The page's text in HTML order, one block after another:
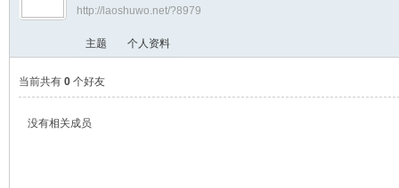
›
http://laoshuwo.net/?8979
主题 个人资料
当前共有 0个好友
没有相关成员